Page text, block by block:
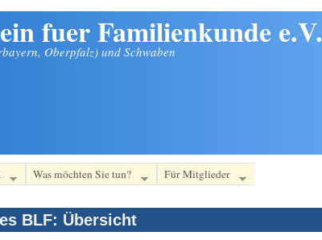
fuer Familienkunde e.V.
Oberpfalz) und Schwaben
Was möchten Sie tun? Für Mitglieder
BLF: Übersicht